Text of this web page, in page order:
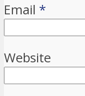
Email *
Website